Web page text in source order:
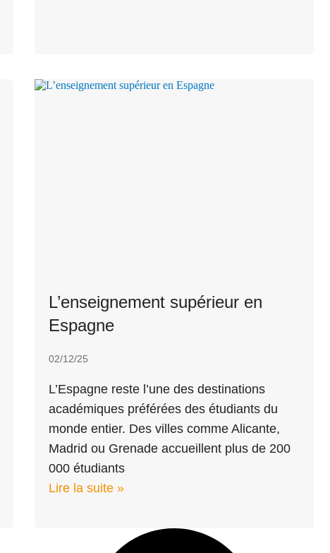
L’enseignement supérieur en
Espagne
02/12/25
L’Espagne reste l’une des destinations
académiques préférées des étudiants du
monde entier. Des villes comme Alicante,
Madrid ou Grenade accueillent plus de 200
000 étudiants
Lire la suite »